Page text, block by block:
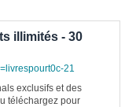
illimités - 30
21
exclusifs et des
téléchargez pour